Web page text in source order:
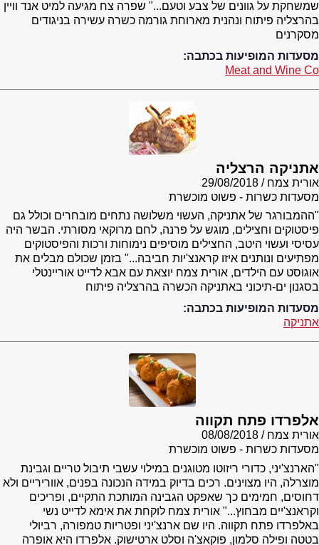
שמשחקת על גוונים של צבע וטעם..." שפרה צח מגיעה למיט אנד וויין
בהרצליה פיתוח ונהנית מארוחת גורמה כשרה עשירה בניגודים
מסקרנים
מסעדות המופיעות בכתבה:
Meat and Wine Co
אתניקה הרצליה
אורית צמח
29/08/2018
מסעדות כשרות - פשוט מוכשרת
"ההמבורגר של אתניקה, העשוי משלושה נתחים מובחרים וכולל גם
פיסטוקים וחצילים, מוגש על פרנה, לחם מרוקאי מסורתי. הבשר היה
עסיסי ועשוי היטב, החצילים מוסיפים נימוחות ורכות והפיסטוקים
מפתיעים ונותנים איזו קראנצ'יות חביבה..." בזמן שכולם מבלים את
אוגוסט עם הילדים, אורית צמח יוצאת עם אבא לדייט אוריינטלי
בסגנון ים-תיכוני באתניקה הכשרה בהרצליה פיתוח
מסעדות המופיעות בכתבה:
אתניקה
אלפרדו פתח תקווה
אורית צמח
08/08/2018
מסעדות כשרות - פשוט מוכשרת
"הארנצ'יני, כדורי ריזוטו מטוגנים במילוי עשבי תיבול טריים וגבינת
מוצרלה, היו מצוינים. רכים בדיוק במידה הנכונה בפנים, אווריריים ולא
דחוסים, חמימים כך שאפקט הגבינה המותכת התקיים, ופריכים
וקראנצ'יים מבחוץ..." אורית צמח לוקחת את אימא לדייט נשי
באלפרדו פתח תקווה. היו שם ארנצ'יני ופטריות טמפורה, רביולי
בטטה ופילה סלמון, פוקאצ'ה וסלט ארטישוק. אלפרדו היא אופרה